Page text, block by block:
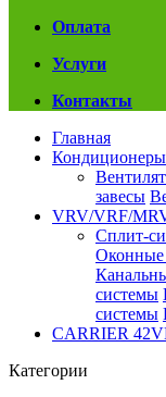
Оплата
Услуги
Контакты
Главная
Кондиционеры
завесы
VRV/VRF/
Сплит-
Оконные
системы
системы
CARRIER
Категории